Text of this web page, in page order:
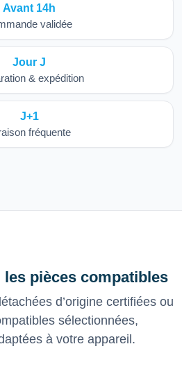
Avant 14h
validée
Jour J
& expédition
J+1
fréquente
pièces compatibles
d’origine certifiées ou
sélectionnées,
à votre appareil.